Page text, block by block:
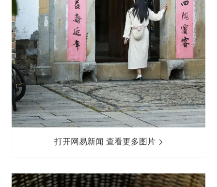
打开网易新闻 查看更多图片